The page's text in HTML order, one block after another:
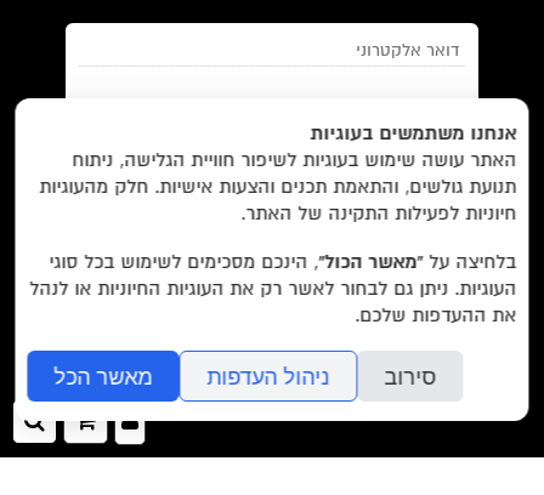
מאשר/ת אתתנאי השימוש והצטרפות למאגר הלקוחות וקבלת
הודעות מאתר זה בלבד (לא ספאם)
בשליחת הטופס אתם מאשרים אתמדיניות הפרטיותשל האתר.
EN/
Foreign Rights /
מבצעים /
ביקורות/ על לוקוס/ הסדרות/
הסופרים/
צרו קשר/
עוד באתר:
לוקוס הוצאה לאור Locus Publishing House
editor@locusbooks.co.il
עיצוב האתר: יעל רוזן
לאתר
ההזמנה
שלך
אנחנו משתמשים בעוגיות
האתר עושה שימוש בעוגיות לשיפור חוויית הגלישה, ניתוח
תנועת גולשים, והתאמת תכנים והצעות אישיות. חלק מהעוגיות
חיוניות לפעילות התקינה של האתר.
בלחיצה על“מאשר הכול”, הינכם מסכימים לשימוש בכל סוגי
העוגיות. ניתן גם לבחור לאשר רק את העוגיות החיוניות או לנהל
את ההעדפות שלכם.
סירוב ניהול העדפות מאשר הכל